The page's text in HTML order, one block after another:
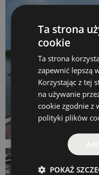
Ta strona
cookie
Ta strona
zapewnić lepszą
Korzystając z tej
na używanie
cookie zgodnie z
polityki plików
POKAŻ